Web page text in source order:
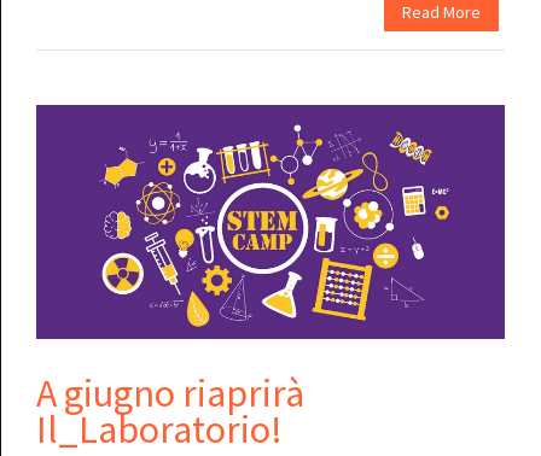
Read More
A giugno riaprirà
Il_Laboratorio!